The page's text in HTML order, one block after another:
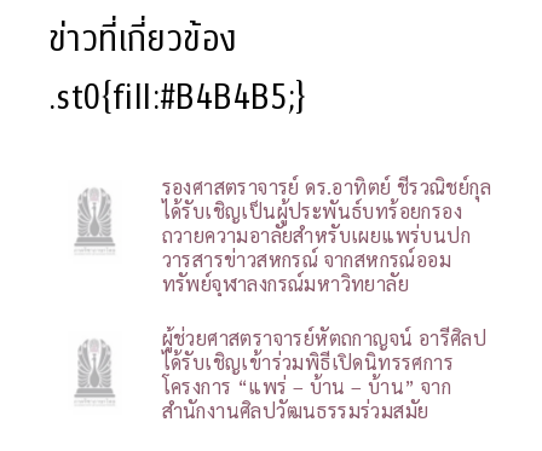
ข่าวที่เกี่ยวข้อง
.st0{fill:#B4B4B5;}
รองศาสตราจารย์ ดร.อาทิตย์ ชีรวณิชย์กุล
ได้รับเชิญเป็นผู้ประพันธ์บทร้อยกรอง
ถวายความอาลัยสำหรับเผยแพร่บนปก
วารสารข่าวสหกรณ์ จากสหกรณ์ออม
ทรัพย์จุฬาลงกรณ์มหาวิทยาลัย
ผู้ช่วยศาสตราจารย์หัตถกาญจน์ อารีศิลป
ได้รับเชิญเข้าร่วมพิธีเปิดนิทรรศการ
โครงการ “แพร่ – บ้าน – บ้าน” จาก
สำนักงานศิลปวัฒนธรรมร่วมสมัย